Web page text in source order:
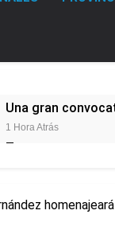
Una gran
1 Hora Atrás
Tormentas
6 Horas Atrás